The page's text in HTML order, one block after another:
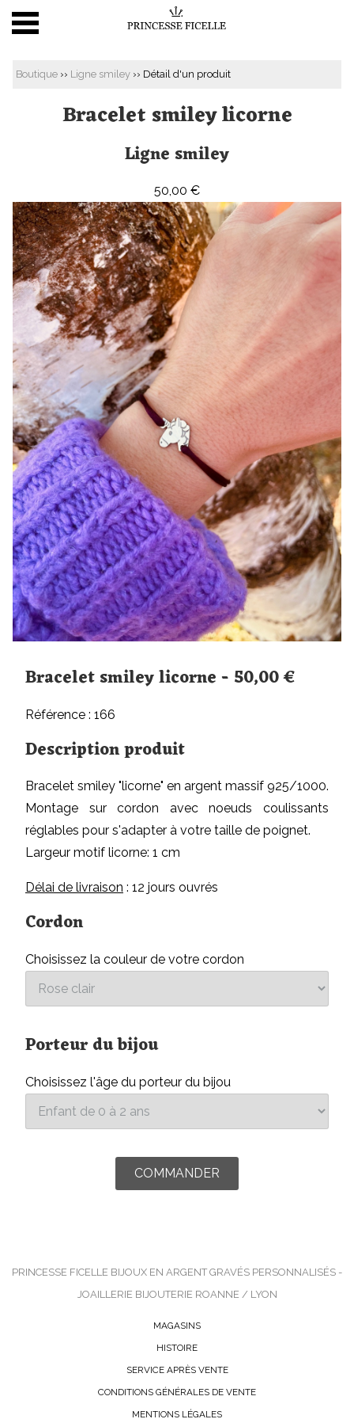
HISTOIRE
PRESSE
PEOPLE
CONTACT
Boutique›› Ligne smiley›› Détail d'un produit
Bracelet smiley licorne
Ligne smiley
50,00 €
Bracelet smiley licorne - 50,00 €
Référence : 166
Description produit
Bracelet smiley "licorne" en argent massif 925/1000.
Montage sur cordon avec noeuds coulissants
réglables pour s'adapter à votre taille de poignet.
Largeur motif licorne: 1 cm
Délai de livraison : 12 jours ouvrés
Cordon
Choisissez la couleur de votre cordon
Porteur du bijou
Choisissez l'âge du porteur du bijou
PRINCESSE FICELLE BIJOUX EN ARGENT GRAVÉS PERSONNALISÉS -
JOAILLERIE BIJOUTERIE ROANNE / LYON
MAGASINS
HISTOIRE
SERVICE APRÈS VENTE
CONDITIONS GÉNÉRALES DE VENTE
MENTIONS LÉGALES